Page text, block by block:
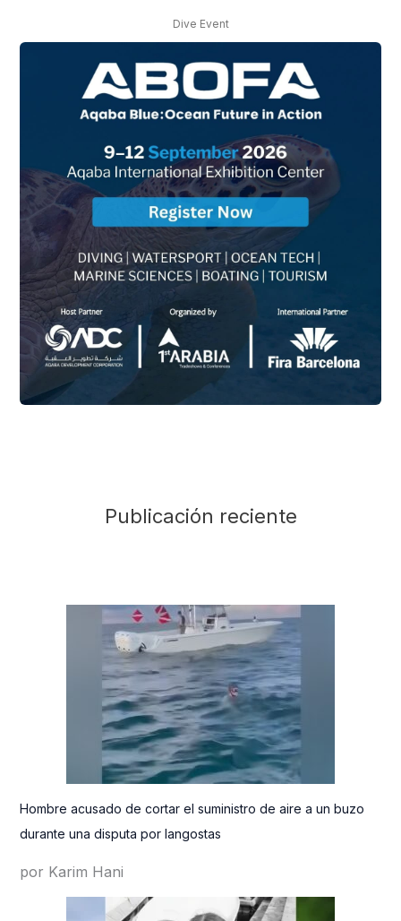
Dive Event
Publicación reciente
Hombre acusado de cortar el suministro de aire a un buzo
durante una disputa por langostas
por Karim Hani